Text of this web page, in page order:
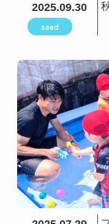
2025.09.30
seed